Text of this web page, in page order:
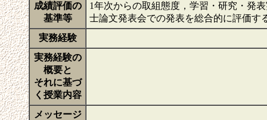
成績評価の
基準等
1年次からの取組態度，学習・研究・発
士論文発表会での発表を総合的に評価す
実務経験
実務経験の
概要と
それに基づ
く授業内容
メッセージ